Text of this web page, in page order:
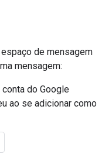
de mensagem
mensagem:
conta do Google
ao se adicionar como